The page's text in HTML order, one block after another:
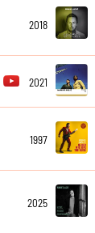
2018
2021
1997
2025